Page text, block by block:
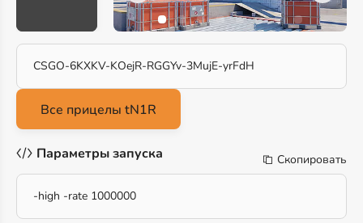
CSGO-6KXKV-KOejR-RGGYv-3MujE-yrFdH
Параметры запуска Скопировать
-high -rate 1000000